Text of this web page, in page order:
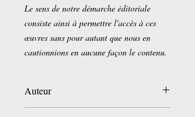
Le sens de notre démarche éditoriale
consiste ainsi à permettre l'accès à ces
œuvres sans pour autant que nous en
cautionnions en aucune façon le contenu.
Auteur